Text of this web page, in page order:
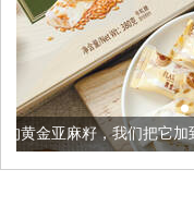
它加到了牛轧糖里